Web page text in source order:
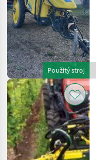
Použitý stroj